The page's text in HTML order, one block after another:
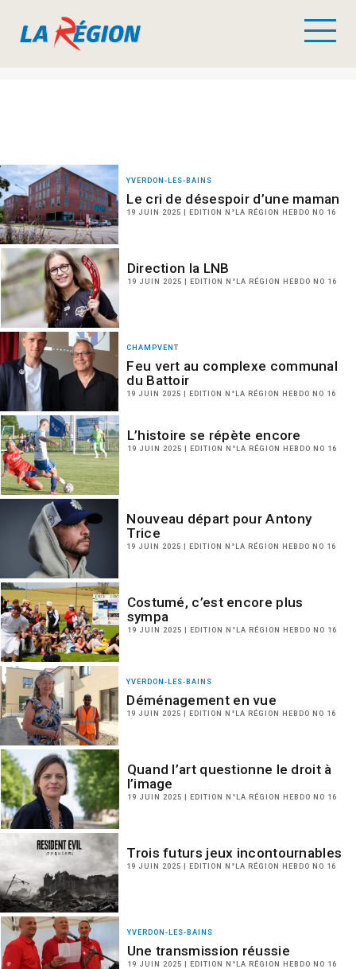
YVERDON-LES-BAINS
Le cri de désespoir d’une maman
19 JUIN 2025 | EDITION N°LA RÉGION HEBDO NO 16
Direction la LNB
19 JUIN 2025 | EDITION N°LA RÉGION HEBDO NO 16
CHAMPVENT
Feu vert au complexe communal
du Battoir
19 JUIN 2025 | EDITION N°LA RÉGION HEBDO NO 16
L’histoire se répète encore
19 JUIN 2025 | EDITION N°LA RÉGION HEBDO NO 16
Nouveau départ pour Antony
Trice
19 JUIN 2025 | EDITION N°LA RÉGION HEBDO NO 16
Costumé, c’est encore plus
sympa
19 JUIN 2025 | EDITION N°LA RÉGION HEBDO NO 16
YVERDON-LES-BAINS
Déménagement en vue
19 JUIN 2025 | EDITION N°LA RÉGION HEBDO NO 16
Quand l’art questionne le droit à
l’image
19 JUIN 2025 | EDITION N°LA RÉGION HEBDO NO 16
Trois futurs jeux incontournables
19 JUIN 2025 | EDITION N°LA RÉGION HEBDO NO 16
YVERDON-LES-BAINS
Une transmission réussie
19 JUIN 2025 | EDITION N°LA RÉGION HEBDO NO 16